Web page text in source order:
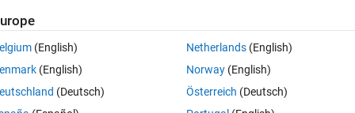
(English)
(English)
(Deutsch)
Netherlands(English)
Norway(English)
Österreich (Deutsch)